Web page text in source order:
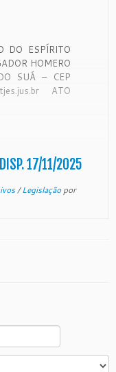
DO ESPÍRITO
HOMERO
SUÁ – CEP
ATO
17/11/2025
/Legislaçãopor